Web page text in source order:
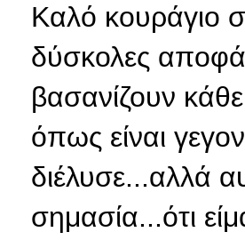
Καλό κουράγιο
δύσκολες
βασανίζουν
όπως είναι
διέλυσε...αλλά
σημασία...ότι